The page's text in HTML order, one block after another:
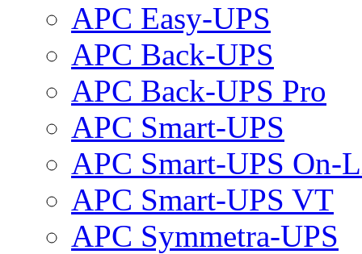
APC Easy-UPS
APC Back-UPS
APC Back-UPS Pro
APC Smart-UPS
APC Smart-UPS On-
APC Smart-UPS VT
APC Symmetra-UPS